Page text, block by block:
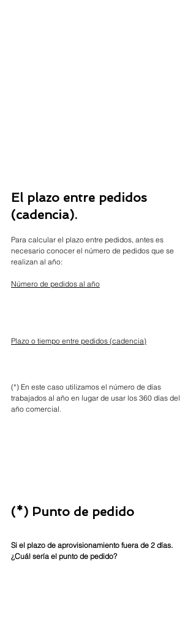
El plazo entre pedidos
(cadencia).
Para calcular el plazo entre pedidos, antes es
necesario conocer el número de pedidos que se
realizan al año:
Número de pedidos al año
Plazo o tiempo entre pedidos (cadencia)
(*) En este caso utilizamos el número de días
trabajados al año en lugar de usar los 360 días del
año comercial.
(*) Punto de pedido
Si el plazo de aprovisionamiento fuera de 2 días.
¿Cuál sería el punto de pedido?